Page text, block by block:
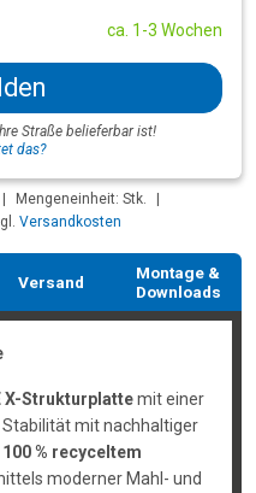
ca. 1-3 Wochen
Straße belieferbar ist!
das?
| Mengeneinheit: Stk.
|
Versandkosten
Versand
Montage &
Downloads
X-Strukturplattemit einer
mit nachhaltiger
100 % recyceltem
moderner Mahl- und